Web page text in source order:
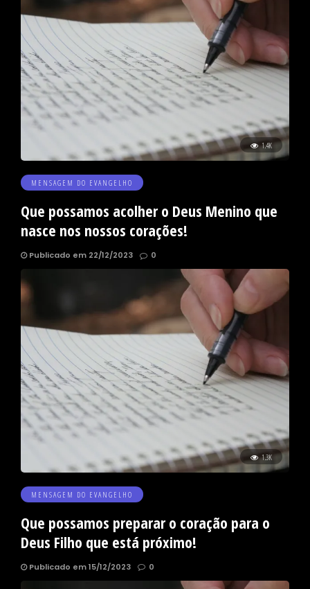
1.4K
MENSAGEM DO EVANGELHO
Que possamos acolher o Deus Menino que
nasce nos nossos corações!
Publicado em 22/12/2023 0
1.3K
MENSAGEM DO EVANGELHO
Que possamos preparar o coração para o
Deus Filho que está próximo!
Publicado em 15/12/2023 0